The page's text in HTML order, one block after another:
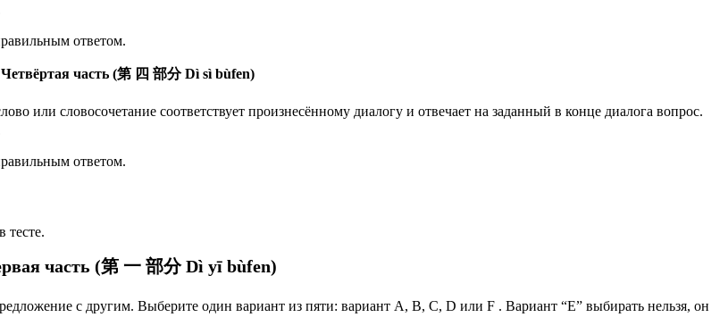
ответом.
Четвёртая часть (第 四 部分 Dì sì bùfen)
или словосочетание соответствует произнесённому диалогу и отвечает на заданный в конце диалога вопрос.
ответом.
тесте.
часть (第 一 部分 Dì yī bùfen)
с другим. Выберите один вариант из пяти: вариант А, В, С, D или F . Вариант “Е” выбирать нельзя, он